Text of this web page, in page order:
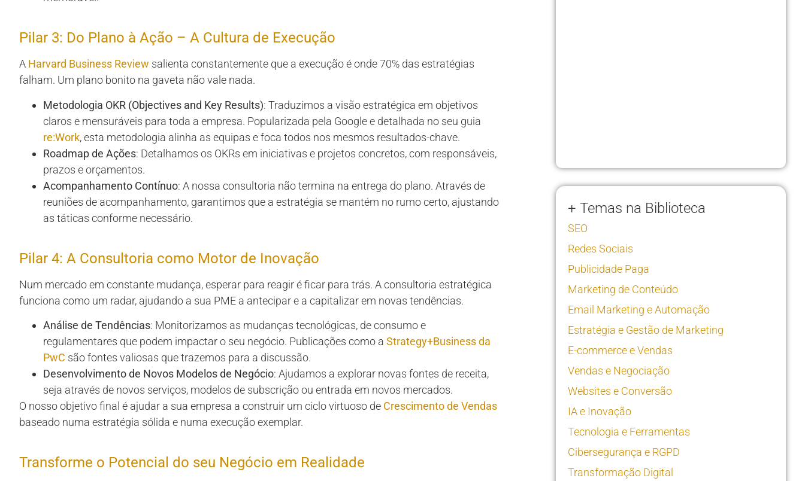
Pilar 3: Do Plano à Ação – A Cultura de Execução
A Harvard Business Review salienta constantemente que a execução é onde 70% das estratégias
falham. Um plano bonito na gaveta não vale nada.
Metodologia OKR (Objectives and Key Results): Traduzimos a visão estratégica em objetivos
claros e mensuráveis para toda a empresa. Popularizada pela Google e detalhada no seu guia
re:Work, esta metodologia alinha as equipas e foca todos nos mesmos resultados-chave.
Roadmap de Ações: Detalhamos os OKRs em iniciativas e projetos concretos, com responsáveis,
prazos e orçamentos.
Acompanhamento Contínuo: A nossa consultoria não termina na entrega do plano. Através de
reuniões de acompanhamento, garantimos que a estratégia se mantém no rumo certo, ajustando
as táticas conforme necessário.
Pilar 4: A Consultoria como Motor de Inovação
Num mercado em constante mudança, esperar para reagir é ficar para trás. A consultoria estratégica
funciona como um radar, ajudando a sua PME a antecipar e a capitalizar em novas tendências.
Análise de Tendências: Monitorizamos as mudanças tecnológicas, de consumo e
regulamentares que podem impactar o seu negócio. Publicações como a Strategy+Business da
PwC são fontes valiosas que trazemos para a discussão.
Desenvolvimento de Novos Modelos de Negócio: Ajudamos a explorar novas fontes de receita,
seja através de novos serviços, modelos de subscrição ou entrada em novos mercados.
O nosso objetivo final é ajudar a sua empresa a construir um ciclo virtuoso de Crescimento de Vendas
baseado numa estratégia sólida e numa execução exemplar.
Transforme o Potencial do seu Negócio em Realidade
+ Temas na Biblioteca
SEO
Redes Sociais
Publicidade Paga
Marketing de Conteúdo
Email Marketing e Automação
Estratégia e Gestão de Marketing
E-commerce e Vendas
Vendas e Negociação
Websites e Conversão
IA e Inovação
Tecnologia e Ferramentas
Cibersegurança e RGPD
Transformação Digital